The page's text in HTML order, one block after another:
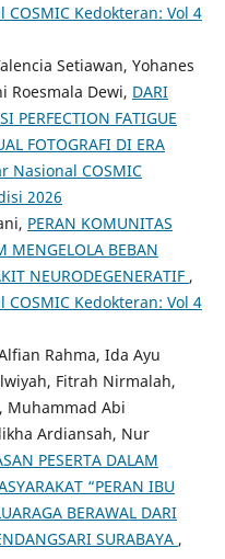
Kedokteran: Vol 4
Setiawan, Yohanes
Roesmala Dewi, DARI
PERFECTION FATIGUE
FOTOGRAFI DI ERA
Nasional COSMIC
2026
PERAN KOMUNITAS
MENGELOLA BEBAN
NEURODEGENERATIF ,
Kedokteran: Vol 4
Rahma, Ida Ayu
Fitrah Nirmalah,
Muhammad Abi
Ardiansah, Nur
PESERTA DALAM
“PERAN IBU
BERAWAL DARI
SURABAYA ,